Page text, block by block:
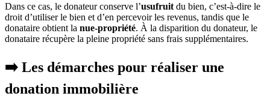
Dans ce cas, le donateur conserve l’usufruit du bien, c’est-à-dire le
droit d’utiliser le bien et d’en percevoir les revenus, tandis que le
donataire obtient la nue-propriété. À la disparition du donateur, le
donataire récupère la pleine propriété sans frais supplémentaires.
➡️ Les démarches pour réaliser une
donation immobilière